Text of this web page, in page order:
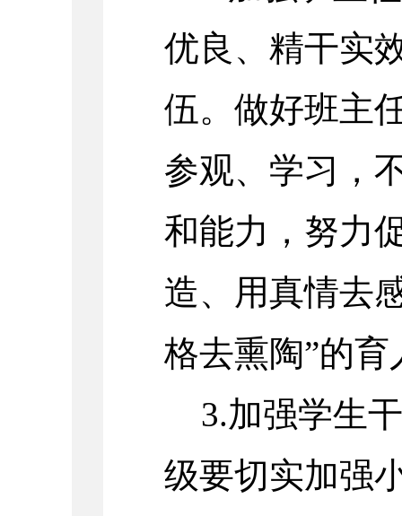
优良、精干实
伍。做好班主
参观、学习，
和能力，努力
造、用真情去
格去熏陶”的育
3.加强学生
级要切实加强